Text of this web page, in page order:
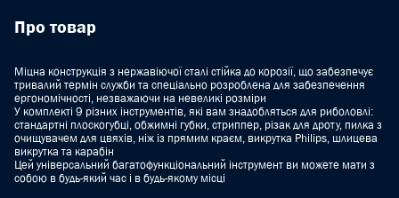
Про товар
Міцна конструкція з нержавіючої сталі стійка до корозії, що забезпечує
тривалий термін служби та спеціально розроблена для забезпечення
ергономічності, незважаючи на невеликі розміри
У комплекті 9 різних інструментів, які вам знадобляться для риболовлі:
стандартні плоскогубці, обжимні губки, стриппер, різак для дроту, пилка з
очищувачем для цвяхів, ніж із прямим краєм, викрутка Philips, шлицева
викрутка та карабін
Цей універсальний багатофункціональний інструмент ви можете мати з
собою в будь-який час і в будь-якому місці